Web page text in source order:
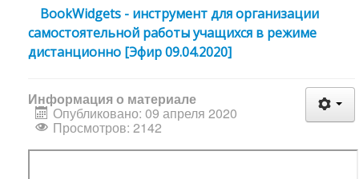
BookWidgets - инструмент для организации
самостоятельной работы учащихся в режиме
дистанционно [Эфир 09.04.2020]
Информация о материале
Опубликовано: 09 апреля 2020
Просмотров: 2142